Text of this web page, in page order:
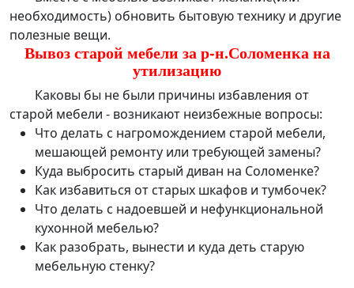
необходимость) обновить бытовую технику и другие
полезные вещи.
Вывоз старой мебели за р-н.Соломенка на
утилизацию
Каковы бы не были причины избавления от
старой мебели - возникают неизбежные вопросы:
Что делать с нагромождением старой мебели,
мешающей ремонту или требующей замены?
Куда выбросить старый диван на Соломенке?
Как избавиться от старых шкафов и тумбочек?
Что делать с надоевшей и нефункциональной
кухонной мебелью?
Как разобрать, вынести и куда деть старую
мебельную стенку?